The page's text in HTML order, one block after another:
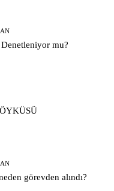
mu?
görevden alındı?